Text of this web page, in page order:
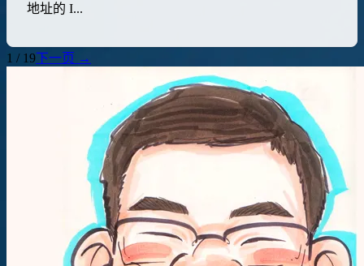
地址的 I...
1 / 19下一页 →